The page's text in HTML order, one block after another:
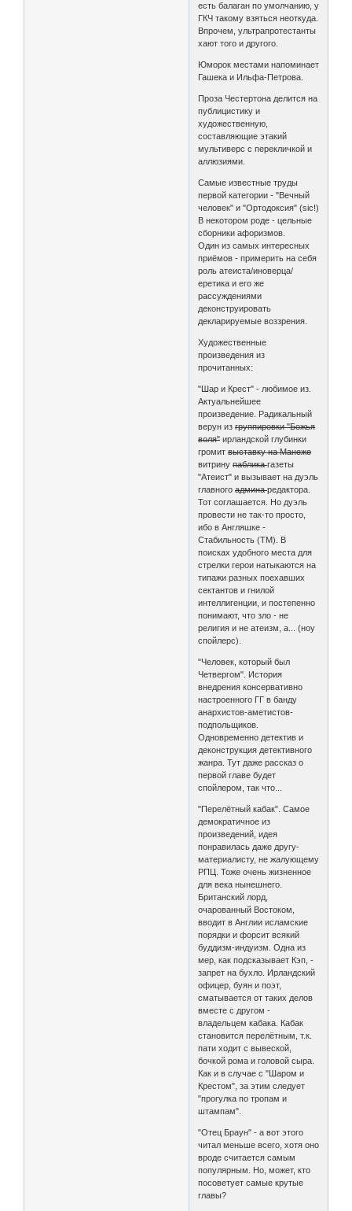
есть балаган по умолчанию, у
ГКЧ такому взяться неоткуда.
Впрочем, ультрапротестанты
хают того и другого.
Юморок местами напоминает
Гашека и Ильфа-Петрова.
Проза Честертона делится на
публицистику и
художественную,
составляющие этакий
мультиверс с перекличкой и
аллюзиями.
Самые известные труды
первой категории - "Вечный
человек" и "Ортодоксия" (sic!)
В некотором роде - цельные
сборники афоризмов.
Один из самых интересных
приёмов - примерить на себя
роль атеиста/иноверца/
еретика и его же
рассуждениями
деконструировать
декларируемые воззрения.
Художественные
произведения из
прочитанных:
"Шар и Крест" - любимое из.
Актуальнейшее
произведение. Радикальный
верун изгруппировки "Божья
воля" ирландской глубинки
громитвыставку на Манеже
витринупабликагазеты
"Атеист" и вызывает на дуэль
главногоадминаредактора.
Тот соглашается. Но дуэль
провести не так-то просто,
ибо в Англяшке -
Стабильность (ТМ). В
поисках удобного места для
стрелки герои натыкаются на
типажи разных поехавших
сектантов и гнилой
интеллигенции, и постепенно
понимают, что зло - не
религия и не атеизм, а... (ноу
спойлерс).
"Человек, который был
Четвергом". История
внедрения консервативно
настроенного ГГ в банду
анархистов-аметистов-
подпольщиков.
Одновременно детектив и
деконструкция детективного
жанра. Тут даже рассказ о
первой главе будет
спойлером, так что...
"Перелётный кабак". Самое
демократичное из
произведений, идея
понравилась даже другу-
материалисту, не жалующему
РПЦ. Тоже очень жизненное
для века нынешнего.
Британский лорд,
очарованный Востоком,
вводит в Англии исламские
порядки и форсит всякий
буддизм-индуизм. Одна из
мер, как подсказывает Кэп, -
запрет на бухло. Ирландский
офицер, буян и поэт,
сматывается от таких делов
вместе с другом -
владельцем кабака. Кабак
становится перелётным, т.к.
пати ходит с вывеской,
бочкой рома и головой сыра.
Как и в случае с "Шаром и
Крестом", за этим следует
"прогулка по тропам и
штампам".
"Отец Браун" - а вот этого
читал меньше всего, хотя оно
вроде считается самым
популярным. Но, может, кто
посоветует самые крутые
главы?